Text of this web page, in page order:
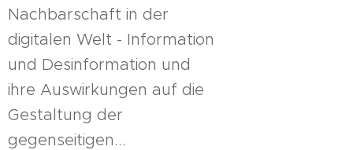
Nachbarschaft in der
digitalen Welt - Information
und Desinformation und
ihre Auswirkungen auf die
Gestaltung der
gegenseitigen...